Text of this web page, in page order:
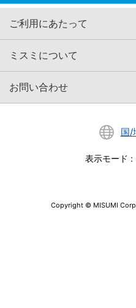
ご利用にあたって
ミスミについて
お問い合わせ
国/
表示モード :
Copyright © MISUMI